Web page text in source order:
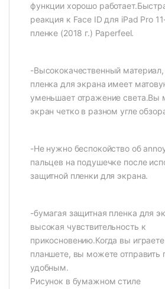
функции хорошо
реакция к Face ID для iPad Pro
пленке (2018 г.) Paperfeel.
-Высококачественный
пленка для экрана имеет
уменьшает отражение света.Вы
экран четко в разном угле
-Не нужно беспокойство об
пальцев на подушечке после
защитной пленки для экрана.
-бумагая защитная пленка для
высокая чувствительность к
прикосновению.Когда вы
планшете, вы можете отправить
удобным.
Рисунок в бумажном стиле